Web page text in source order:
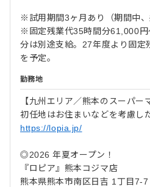
※試用期間3ヶ月あり（期間中、
※固定残業代35時間分61,000
分は別途支給。27年度より固定
を予定。
勤務地
【九州エリア／熊本のスーパー
初任地はお住まいなどを考慮し
https://lopia.jp/
◎2026 年夏オープン！
『ロピア』熊本コジマ店
熊本県熊本市南区日吉 1丁目7-